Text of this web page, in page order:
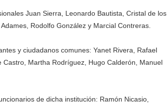
Juan Sierra, Leonardo Bautista, Cristal de los
Rodolfo González y Marcial Contreras.
y ciudadanos comunes: Yanet Rivera, Rafael
Martha Rodríguez, Hugo Calderón, Manuel
de dicha institución: Ramón Nicasio,